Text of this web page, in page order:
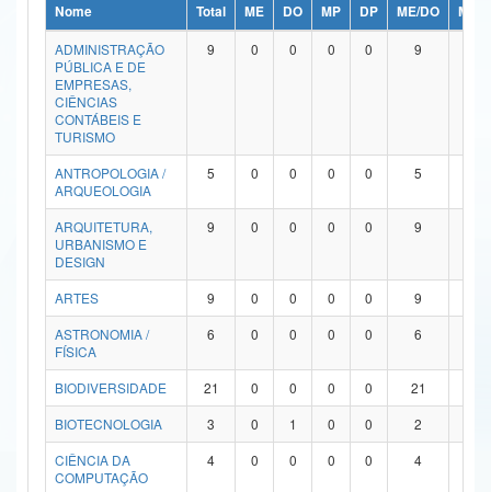
Ministério da Ciência, Tecnologia, Inovações e Comunicações
Ministério do Meio Ambiente
Ministério do Turismo
Ministério do Desenvolvimento Regional
Controladoria-Geral da União
Ministério da Mulher, da Família e dos Direitos Humanos
Secretaria de Governo
Advocacia-Geral da União
Banco Central do Brasil
Nome Total ME DO MP DP ME/DO
MP/
ADMINISTRAÇÃO
PÚBLICA E DE
EMPRESAS,
CIÊNCIAS
CONTÁBEIS E
TURISMO
9 0 0 0 0 9
ANTROPOLOGIA /
ARQUEOLOGIA
5 0 0 0 0 5
ARQUITETURA,
URBANISMO E
DESIGN
9 0 0 0 0 9
ARTES 9 0 0 0 0 9
ASTRONOMIA /
FÍSICA
6 0 0 0 0 6
BIODIVERSIDADE 21 0 0 0 0 21
BIOTECNOLOGIA
3 0 1 0 0 2
CIÊNCIA DA
COMPUTAÇÃO
4 0 0 0 0 4